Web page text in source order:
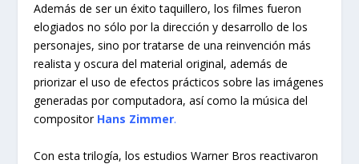
Además de ser un éxito taquillero, los filmes fueron
elogiados no sólo por la dirección y desarrollo de los
personajes, sino por tratarse de una reinvención más
realista y oscura del material original, además de
priorizar el uso de efectos prácticos sobre las imágenes
generadas por computadora, así como la música del
compositor Hans Zimmer.
Con esta trilogía, los estudios Warner Bros reactivaron